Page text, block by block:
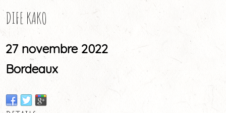
DIFE KAKO
27 novembre 2022
Bordeaux